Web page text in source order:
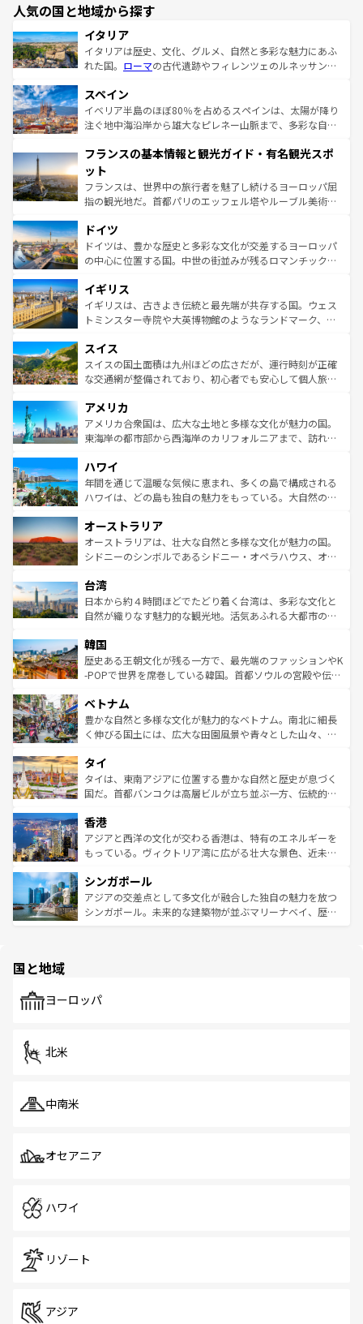
人気の国と地域から探す
イタリア
イタリアは歴史、文化、グルメ、自然と多彩な魅力にあふ
れた国。 ローマの古代遺跡やフィレンツェのルネッサンス
ろん、トスカーナの美しい田園風景やアマルフィ海岸の絶
景など、自然景観も見逃せない。観光の合間には、本場の
ピザやパスタなど、絶品のイタリア料理を堪能することも
ませてくれるイタリアで、忘れられない旅をしてみよう！
なお、新着のイタリア情報は
しい。
スペイン
イベリア半島のほぼ80％を占めるスペインは、太陽が降り
注ぐ地中海沿岸から雄大なピレネー山脈まで、多彩な自然
文化が根付くこの国では、情熱的なフラメンコ、熱気あふ
れる闘牛、そして美味しいタパスが生活の一部となってい
る。首都マドリードの洗練された雰囲気や、バルセロナの
アートに溢れた街角から、地方では古代ローマ遺跡や中世
せる。地方によって風土や気候が異なるスペインはその個
性で訪れる人を魅了する。 なお、新着のスペイン情報は コ
ンテンツ一覧を参照してほしい。
フランスの基本情報と観光ガイド・有名観光スポ
ット
フランスは、世界中の旅行者を魅了し続けるヨーロッパ屈
指の観光地だ。首都パリのエッフェル塔やルーブル美術館
で、幅広い魅力が詰まっている。華麗な宮殿、歴史的な大
聖堂、美しいビーチ、そして豊かな自然が、訪れる者を心
から魅了する。また、フランスは美食の国としても知ら
いる。シャンパンの発祥地であるランス、プロヴァンスの
香り高いラベンダー畑など、多彩な楽しみ方が可能だ。さ
らに、パリ以外の地域にも魅力が溢れており、どの街角に
れる地方に足を運ぶとそれぞれで全く異なる文化を体験で
きるだろう。 なお、新着のフランス情報はコンテンツ一覧
を参照してほしい。
ドイツ
ドイツは、豊かな歴史と多彩な文化が交差するヨーロッパ
の中心に位置する国。中世の街並みが残るロマンチック街
顔を持つこの国は、どこを歩いても飽きることがない。ベ
ルリンの文化的活気、バイエルン州のアルプスの絶景、そ
してライン川沿いのワイン畑といった風景は必見。ビール
は、お酒好きな人にはぜひ体験してほしい。 なお、新着の
ドイツ情報はコンテンツ一覧を参照してほしい。
イギリス
イギリスは、古きよき伝統と最先端が共存する国。ウェス
トミンスター寺院や大英博物館のようなランドマーク、歴
リアごとに異なる魅力がある。また、優雅なアフタヌーン
ティー、ビール好きにはたまらない英国パブ、サッカー観
戦など、本場だからこそできる体験も豊富。イギリスを旅
ンツ一覧を参照してほしい。
スイス
スイスの国土面積は九州ほどの広さだが、運行時刻が正確
な交通網が整備されており、初心者でも安心して個人旅行
の建物がそのまま残る町や、スイスならではのユニークな
博物館もあり、アルプス観光だけでなく町歩きも満喫する
ことができる。国民の所得が高いため物価も高いが、旅行
ば市内交通費無料で観光を楽しむこともできる。 なお、新
着のスイス情報はコンテンツ一覧 を参照してほしい。
アメリカ
アメリカ合衆国は、広大な土地と多様な文化が魅力の国。
東海岸の都市部から西海岸のカリフォルニアまで、訪れる
のような巨大都市は、観光、ショッピング、エンターテイ
ンメントが詰まった刺激的なスポットだ。一方、アメリカ
西部には大自然が広がり、グランドキャニオンやイエロー
部のニューオーリンズでは、音楽と美食が融合した独特の
文化が魅力。旅行者はアメリカの各地域で異なる魅力を楽
しみながら、その多様性と豊かな歴史を感じることができ
ならではの贅沢な旅のスタイルだ。 なお、新着のアメリカ
情報はコンテンツ一覧を参照してほしい。
ハワイ
年間を通じて温暖な気候に恵まれ、多くの島で構成される
ハワイは、どの島も独自の魅力をもっている。大自然の神
ワイ島は見逃せない。また、定番の観光地といえばオアフ
島だが、静かな自然を求めるならマウイ島やカウアイ島が
おすすめ。エメラルドグリーンに輝く海をはじめ、豊かな
れるおもてなしの心で訪れる人々を迎えてくれるハワイの
人々、おいしいローカルフードやハワイアンミュージッ
ク、伝統的なフラダンスなど、すべてがハワイの魅力を彩
ワイを、存分に味わってほしい。 なお、新着のハワイ情報
はコンテンツ一覧を参照してほしい。
オーストラリア
オーストラリアは、壮大な自然と多様な文化が魅力の国。
シドニーのシンボルであるシドニー・オペラハウス、オー
リアリーフや大陸中央部にそびえるウルル（エアーズロッ
ク）、タスマニアの美しい原生林やケアンズの熱帯雨林な
ど、見どころがたくさん。また、カフェやワイン、オージ
いる。アクティビティも充実しており、サーフィンやダイ
ビング、ハイキングなど、アウトドア好きにはたまらな
い。オーストラリアの多彩な魅力を存分に味わいつくそ
参照してほしい。
台湾
日本から約４時間ほどでたどり着く台湾は、多彩な文化と
自然が織りなす魅力的な観光地。活気あふれる大都市の台
ン）、静ひつな山岳地帯である台湾東部など、都市の喧騒
と山間の静けさが共存しており、訪れる人に新しい発見と
驚きをもたらしてくれる。また、奥深い台湾の食文化も魅
容にもいいと評判のスイーツなど、バラエティ豊かな料理
が味わえる。 なお、新着の台湾情報は コンテンツ一覧を参
照してほしい。
韓国
歴史ある王朝文化が残る一方で、最先端のファッションやK
-POPで世界を席巻している韓国。首都ソウルの宮殿や伝統
き、地方に足を延ばせば四季折々の自然美を楽しむことが
できる。そして、キムチや焼肉、絶品のストリートフード
まで、さまざまな韓国料理が待っている。夜には、韓国な
リティに包まれながら、韓国の多彩な魅力を心ゆくまで味
わってみてほしい。 なお、新着の韓国情報はコンテンツ一
覧を参照してほしい。
ベトナム
豊かな自然と多様な文化が魅力的なベトナム。南北に細長
く伸びる国土には、広大な田園風景や青々とした山々、世
急速な発展と共に伝統が息づく。ハノイの古い町並みやホ
ーチミン市のフランス統治時代の建物も、独特の雰囲気を
醸し出している。また、バラエティの豊かさとおいしさで
とつ。フォーやバインミー、ベトナムコーヒーなどは、ぜ
ひ現地で味わいたい。どの地域を訪れてもあたたかい人々
が旅行者を迎えてくれるので、きっと忘れられない旅にな
参照してほしい。
タイ
タイは、東南アジアに位置する豊かな自然と歴史が息づく
国だ。首都バンコクは高層ビルが立ち並ぶ一方、伝統的な
の活気が交差している。北部ではチェンマイなどの山岳地
帯で自然と触れ合い、南部ではプーケットやクラビの美し
いビーチでリゾート気分を楽しむことができる。タイ料理
激する。気候は一年中温暖で、どの季節にも異なる楽しみ
が待っている。親しみやすいタイの人々、仏教を中心とし
た文化、そして多様な観光資源が、訪れる旅人を魅了し続
香港
アジアと西洋の文化が交わる香港は、特有のエネルギーを
もっている。ヴィクトリア湾に広がる壮大な景色、近未来
み、どこを訪れても感動するはず。観光スポットが密集し
ており、効率よく見どころを回れるのも魅力。息をのむよ
うな絶景から文化的な体験まで、香港を存分に楽しみ尽く
シンガポール
アジアの交差点として多文化が融合した独自の魅力を放つ
シンガポール。未来的な建築物が並ぶマリーナベイ、歴史
で、ホーカーズは地元の風情を楽しめる外せないスポット
国と地域
ヨーロッパ
北米
中南米
オセアニア
ハワイ
リゾート
アジア